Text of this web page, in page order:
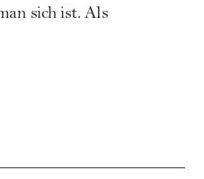
sich ist. Als